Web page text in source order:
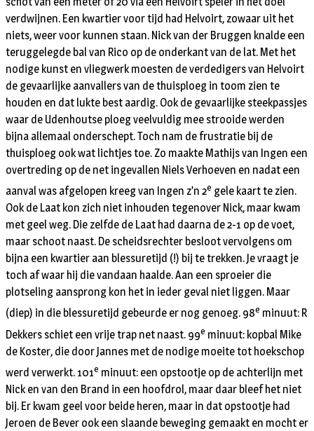
verdwijnen. Een kwartier voor tijd had Helvoirt, zowaar uit het
niets, weer voor kunnen staan. Nick van der Bruggen knalde een
teruggelegde bal van Rico op de onderkant van de lat. Met het
nodige kunst en vliegwerk moesten de verdedigers van Helvoirt
de gevaarlijke aanvallers van de thuisploeg in toom zien te
houden en dat lukte best aardig. Ook de gevaarlijke steekpassjes
waar de Udenhoutse ploeg veelvuldig mee strooide werden
bijna allemaal onderschept. Toch nam de frustratie bij de
thuisploeg ook wat lichtjes toe. Zo maakte Mathijs van Ingen een
overtreding op de net ingevallen Niels Verhoeven en nadat een
aanval was afgelopen kreeg van Ingen z’n 2e gele kaart te zien.
Ook de Laat kon zich niet inhouden tegenover Nick, maar kwam
met geel weg. Die zelfde de Laat had daarna de 2-1 op de voet,
maar schoot naast. De scheidsrechter besloot vervolgens om
bijna een kwartier aan blessuretijd (!) bij te trekken. Je vraagt je
toch af waar hij die vandaan haalde. Aan een sproeier die
plotseling aansprong kon het in ieder geval niet liggen. Maar
(diep) in die blessuretijd gebeurde er nog genoeg. 98e minuut: R
Dekkers schiet een vrije trap net naast. 99e minuut: kopbal Mike
de Koster, die door Jannes met de nodige moeite tot hoekschop
werd verwerkt. 101e minuut: een opstootje op de achterlijn met
Nick en van den Brand in een hoofdrol, maar daar bleef het niet
bij. Er kwam geel voor beide heren, maar in dat opstootje had
Jeroen de Bever ook een slaande beweging gemaakt en mocht er